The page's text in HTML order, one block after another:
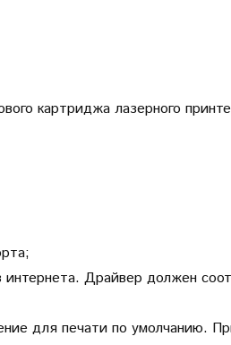
картриджа лазерного
Драйвер должен
для печати по умолчанию.